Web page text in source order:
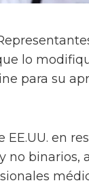
lo
para su
EE.UU. en
no binarios,